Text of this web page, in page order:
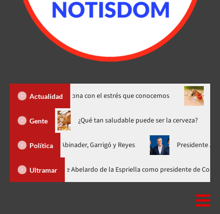
Actualidad
se relaciona con el estrés que conocemos Dengue
Gente
hasta 20 de agosto ¿Qué tan saludable puede ser la
Política
con Abinader, Garrigó y Reyes Presidente Abinader,
Ultramar
participa en la investidura de Abelardo de la Espriella como